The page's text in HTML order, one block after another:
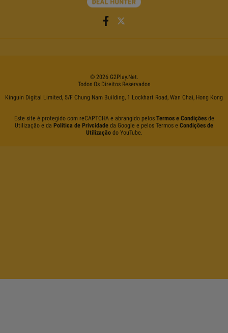
© 2026 G2Play.net.
Todos Os Direitos Reservados
Kinguin Digital Limited, 5/F Chung Nam Building, 1 Lockhart Road, Wan Chai, Hong Kong
Este site é protegido com reCAPTCHA e abrangido pelos Termos e Condiçõesde
Utilização e da Política de Privcidade da Google e pelos Termos e Condições de
Utilizaçãodo YouTube.